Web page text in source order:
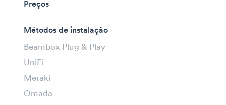
Preços
Métodos de instalação
Beambox Plug & Play
UniFi
Meraki
Omada